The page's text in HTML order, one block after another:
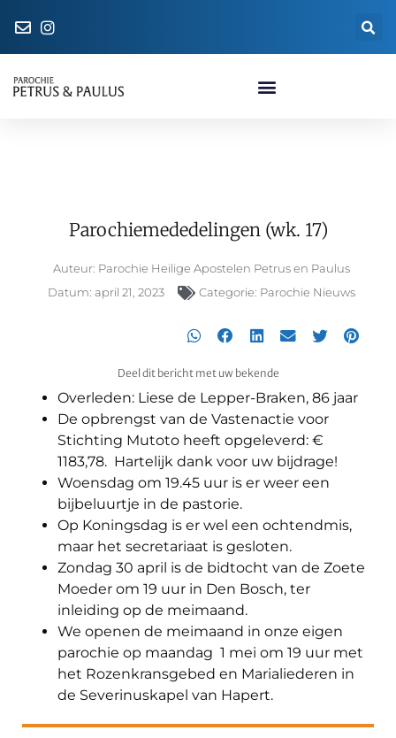
Parochiemededelingen (wk. 17)
Auteur: Parochie Heilige Apostelen Petrus en Paulus
Datum: april 21, 2023 Categorie: Parochie Nieuws
Deel dit bericht met uw bekende
Overleden: Liese de Lepper-Braken, 86 jaar
De opbrengst van de Vastenactie voor
Stichting Mutoto heeft opgeleverd: €
1183,78. Hartelijk dank voor uw bijdrage!
Woensdag om 19.45 uur is er weer een
bijbeluurtje in de pastorie.
Op Koningsdag is er wel een ochtendmis,
maar het secretariaat is gesloten.
Zondag 30 april is de bidtocht van de Zoete
Moeder om 19 uur in Den Bosch, ter
inleiding op de meimaand.
We openen de meimaand in onze eigen
parochie op maandag 1 mei om 19 uur met
het Rozenkransgebed en Marialiederen in
de Severinuskapel van Hapert.